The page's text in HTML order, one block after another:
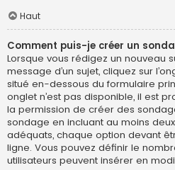
Haut
Comment puis-je créer un
Lorsque vous rédigez un nouveau
message d’un sujet, cliquez sur
situé en-dessous du formulaire
onglet n’est pas disponible, il est
la permission de créer des
sondage en incluant au moins
adéquats, chaque option devant
ligne. Vous pouvez définir le
utilisateurs peuvent insérer en